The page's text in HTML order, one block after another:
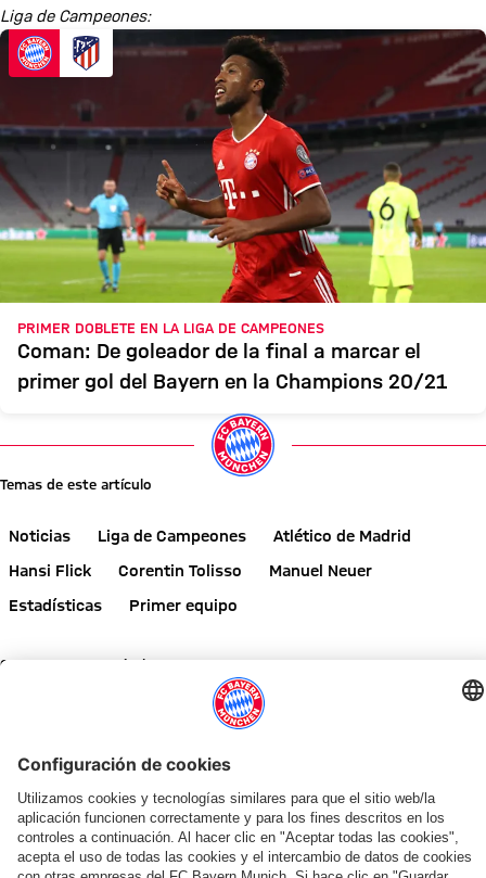
Liga de Campeones:
PRIMER DOBLETE EN LA LIGA DE CAMPEONES
Coman: De goleador de la final a marcar el
primer gol del Bayern en la Champions 20/21
Temas de este artículo
Noticias Liga de Campeones
Atlético de Madrid
Hansi Flick
Corentin Tolisso
Manuel Neuer
Estadísticas
Primer equipo
Comparte este artículo
NOTICIAS RELACIONADAS
TRAS EL AUDI FOOTBALL SUMMIT
Vincent
Kompany:
¡INFÓRMATE AHORA!
Liveticker
del
REVISTA DE SOCIOS 51
Previa
de
AUDI SUMMER TOUR 2026
Resumen:
Así
FINAL DE LA GIRA POR ASIA
Victorias,
alcance
AUDI FOOTBALL SUMMIT
GALERÍA
El
FC
GALERÍA
GALERÍA
Las
mejores
EN EL KAI TAK STADIUM
Por
qué